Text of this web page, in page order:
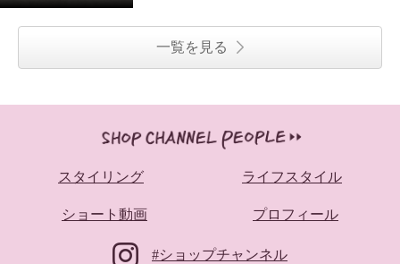
一覧を見る
スタイリング ライフスタイル
ショート動画 プロフィール
#ショップチャンネル